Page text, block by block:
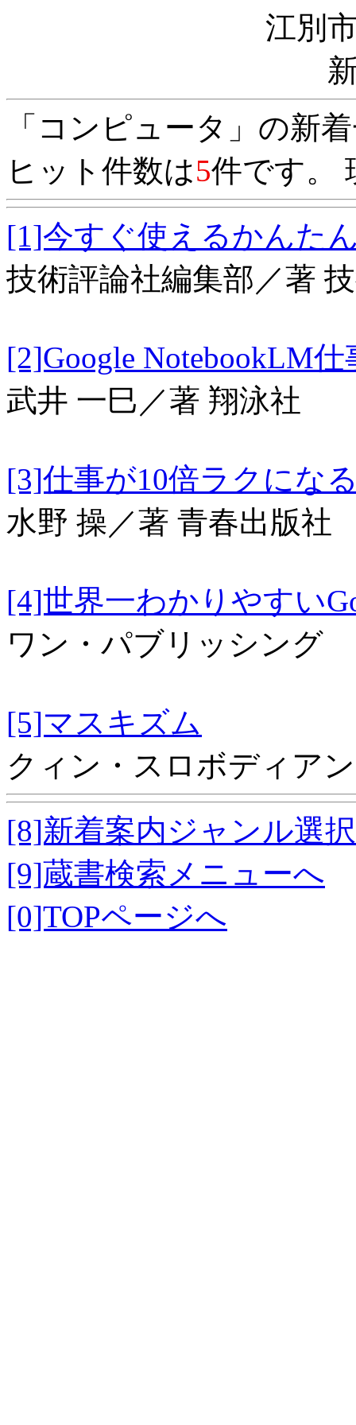
江別
「コンピュータ」の新
ヒット件数は5件です。
[1]今すぐ使えるかんた
技術評論社編集部／著
[2]Google NotebookLM仕
武井 一巳／著 翔泳社
[3]仕事が10倍ラクにな
水野 操／著 青春出版社
[4]世界一わかりやすい
ワン・パブリッシング
[5]マスキズム
クィン・スロボディア
[8]新着案内ジャンル選
[9]蔵書検索メニューへ
[0]TOPページへ